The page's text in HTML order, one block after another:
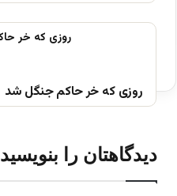
روزی که خر حاکم جنگل شد
دیدگاهتان را بنویسید